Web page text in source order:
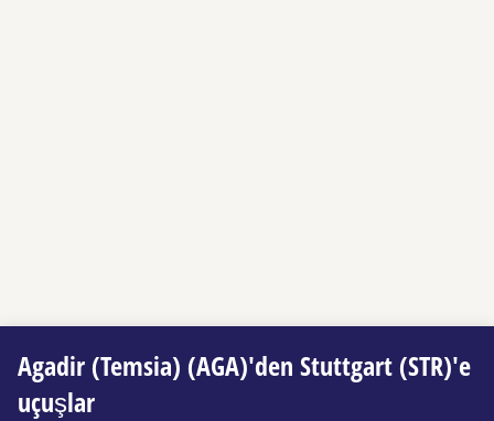
Agadir (Temsia) (AGA)'den Stuttgart (STR)'e
uçuşlar